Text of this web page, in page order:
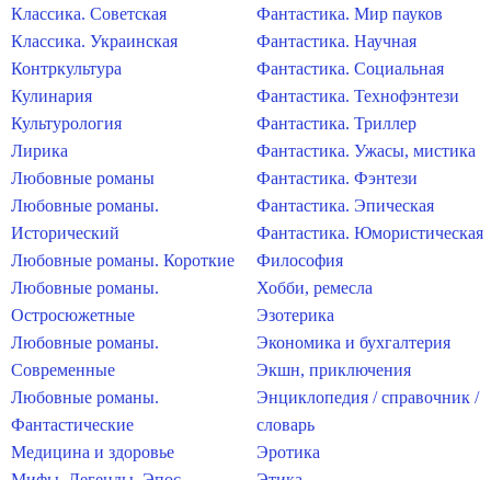
Классика. Советская
Классика. Украинская
Контркультура
Кулинария
Культурология
Лирика
Любовные романы
Любовные романы.
Исторический
Любовные романы. Короткие
Любовные романы.
Остросюжетные
Любовные романы.
Современные
Любовные романы.
Фантастические
Медицина и здоровье
Фантастика. Мир пауков
Фантастика. Научная
Фантастика. Социальная
Фантастика. Технофэнтези
Фантастика. Триллер
Фантастика. Ужасы, мистика
Фантастика. Фэнтези
Фантастика. Эпическая
Фантастика. Юмористическая
Философия
Хобби, ремесла
Эзотерика
Экономика и бухгалтерия
Экшн, приключения
Энциклопедия / справочник /
словарь
Эротика